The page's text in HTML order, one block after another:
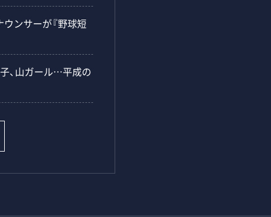
ウンサーが『野球短
子、山ガール…平成の